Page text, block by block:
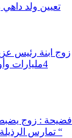
تعيين ولد
زوج ابنة رئيس
4مليارات
فضيحة : زوج
تمارس الرذيلة مع عشيقها ” صور+ اسماء “